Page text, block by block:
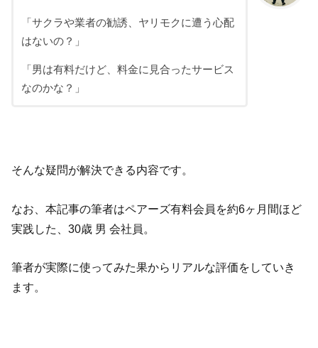
「サクラや業者の勧誘、ヤリモクに遭う心配
はないの？」
「男は有料だけど、料金に見合ったサービス
なのかな？」
そんな疑問が解決できる内容です。
なお、本記事の筆者はペアーズ有料会員を約6ヶ月間ほど
実践した、30歳 男 会社員。
筆者が実際に使ってみた果からリアルな評価をしていき
ます。